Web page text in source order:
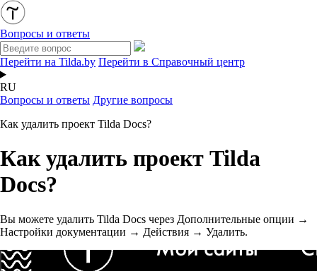
Вопросы и ответы
Перейти на Tilda.by Перейти в Справочный центр
RU
Вопросы и ответы Другие вопросы
Как удалить проект Tilda Docs?
Как удалить проект Tilda
Docs?
Вы можете удалить Tilda Docs через Дополнительные опции →
Настройки документации → Действия → Удалить.